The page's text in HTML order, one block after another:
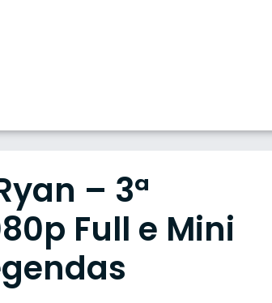
– 3ª
Full e Mini